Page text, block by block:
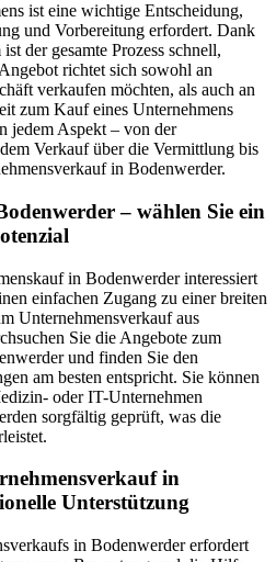
ist eine wichtige Entscheidung,
und Vorbereitung erfordert. Dank
der gesamte Prozess schnell,
richtet sich sowohl an
verkaufen möchten, als auch an
zum Kauf eines Unternehmens
jedem Aspekt – von der
Verkauf über die Vermittlung bis
in Bodenwerder.
– wählen Sie ein
in Bodenwerder interessiert
einfachen Zugang zu einer breiten
Unternehmensverkauf aus
Sie die Angebote zum
und finden Sie den
am besten entspricht. Sie können
oder IT-Unternehmen
sorgfältig geprüft, was die
in
Unterstützung
in Bodenwerder erfordert